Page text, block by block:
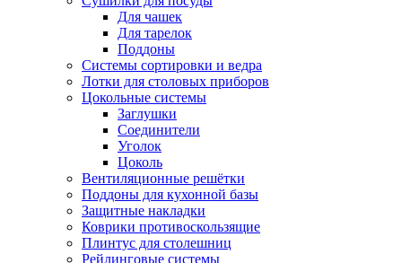
Для чашек
Для тарелок
Поддоны
Системы сортировки и ведра
Лотки для столовых приборов
Цокольные системы
Заглушки
Соединители
Уголок
Цоколь
Вентиляционные решётки
Поддоны для кухонной базы
Защитные накладки
Коврики противоскользящие
Плинтус для столешниц
Рейлинговые системы